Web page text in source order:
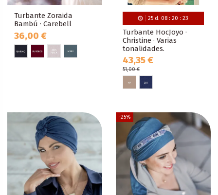
Turbante Zoraida
Bambú · Carebell
36,00 €
25 d. 08 :20 :22
Turbante HocJoyo ·
Christine · Varias
tonalidades.
43,35 €
51,00 €
-25%